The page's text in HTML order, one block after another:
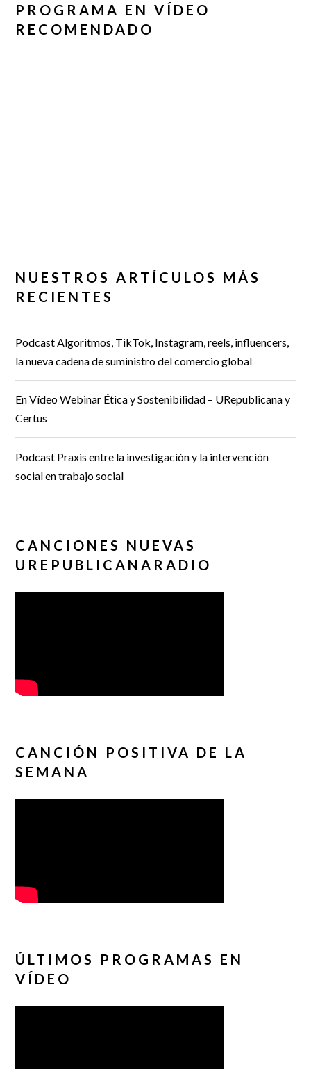
PROGRAMA EN VÍDEO
RECOMENDADO
NUESTROS ARTÍCULOS MÁS
RECIENTES
Podcast Algoritmos, TikTok, Instagram, reels, influencers,
la nueva cadena de suministro del comercio global
En Vídeo Webinar Ética y Sostenibilidad – URepublicana y
Certus
Podcast Praxis entre la investigación y la intervención
social en trabajo social
CANCIONES NUEVAS
UREPUBLICANARADIO
CANCIÓN POSITIVA DE LA
SEMANA
ÚLTIMOS PROGRAMAS EN
VÍDEO